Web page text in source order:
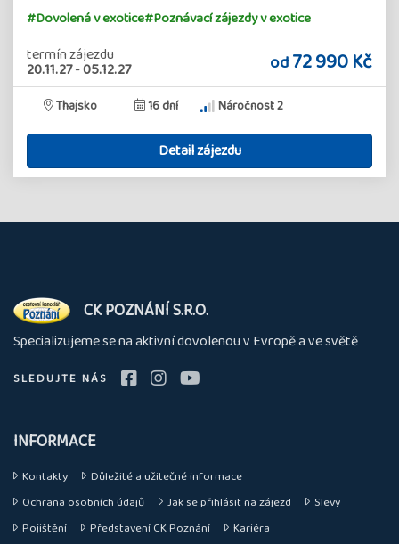
#Dovolená v exotice#Poznávací zájezdy v exotice
termín zájezdu
20.11.27-05.12.27 od72 990 Kč
Thajsko 16 dní Náročnost 2
Detail zájezdu
O
nás
CK POZNÁNÍ S.R.O.
Specializujeme se na aktivní dovolenou v Evropě a ve světě
SLEDUJTE NÁS
INFORMACE
Kontakty
Důležité a užitečné informace
Ochrana osobních údajů
Jak se přihlásit na zájezd
Slevy
Pojištění
Představení CK Poznání
Kariéra